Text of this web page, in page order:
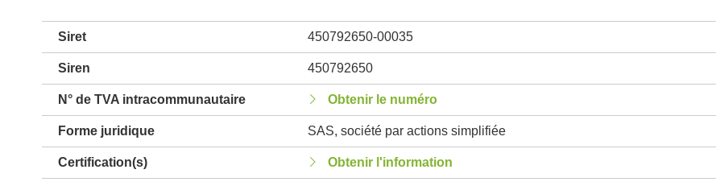
Siret 450792650-00035
Siren 450792650
N° de TVA intracommunautaire Obtenir le numéro
Forme juridique SAS, société par actions simplifiée
Certification(s) Obtenir l'information